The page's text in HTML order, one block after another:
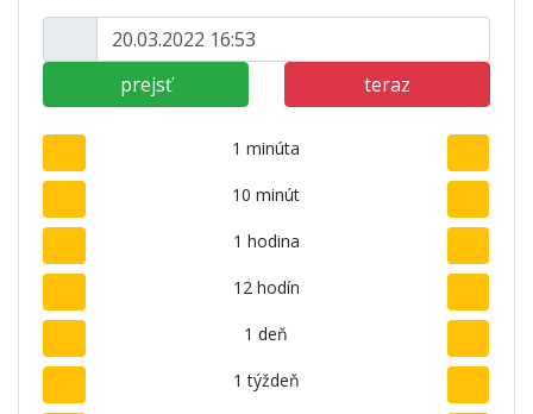
prejsť teraz
1 minúta
10 minút
1 hodina
12 hodín
1 deň
1 týždeň